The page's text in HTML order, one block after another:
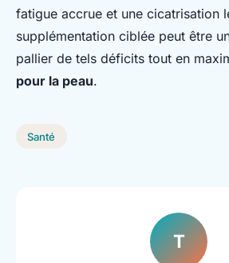
fatigue accrue et une cicatrisation
supplémentation ciblée peut être
pallier de tels déficits tout en
pour la peau.
Santé
T